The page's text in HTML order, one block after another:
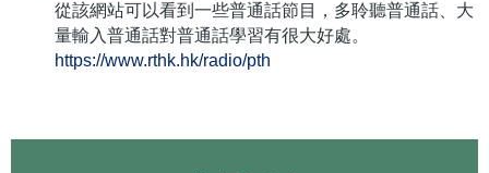
從該網站可以看到一些普通話節目，多聆聽普通話、大
量輸入普通話對普通話學習有很大好處。
https://www.rthk.hk/radio/pth